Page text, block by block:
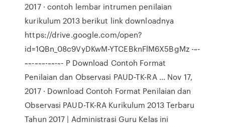
2017 · contoh lembar intrumen penilaian
kurikulum 2013 berikut link downloadnya
https://drive.google.com/open?
id=1QBn_08c9VyDKwM-YTCEBknFlM6X5BgMz -~-
~~-~~~-~~-~- P Download Contoh Format
Penilaian dan Observasi PAUD-TK-RA ... Nov 17,
2017 · Download Contoh Format Penilaian dan
Observasi PAUD-TK-RA Kurikulum 2013 Terbaru
Tahun 2017 | Administrasi Guru Kelas ini